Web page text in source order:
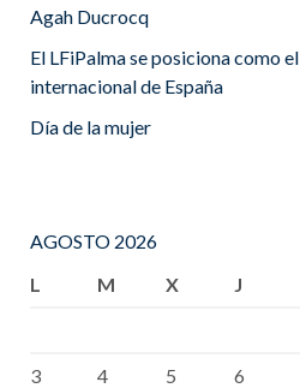
Agah Ducrocq
El LFiPalma se posiciona como
internacional de España
Día de la mujer
AGOSTO 2026
L
M X J
3
4 5 6